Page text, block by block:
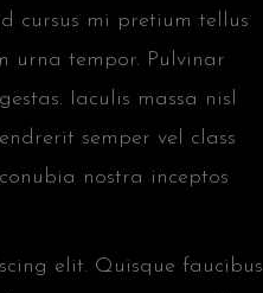
cursus mi pretium tellus
urna tempor. Pulvinar
Iaculis massa nisl
semper vel class
nostra inceptos
elit. Quisque faucibus